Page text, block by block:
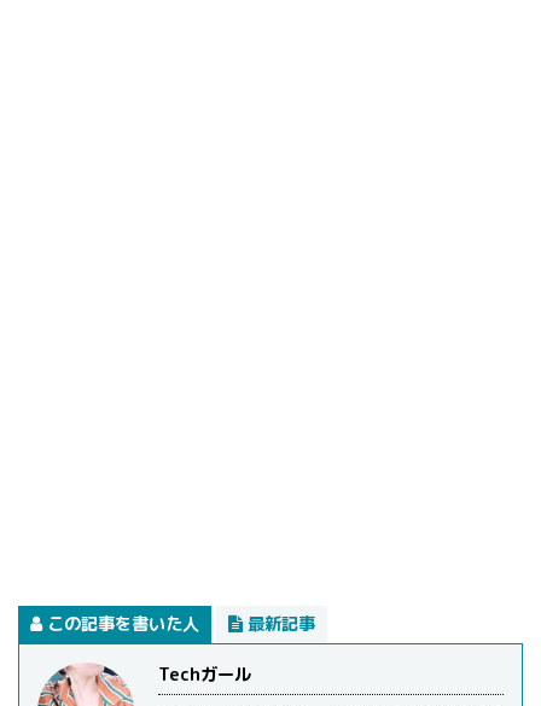
この記事を書いた人 最新記事
Techガール